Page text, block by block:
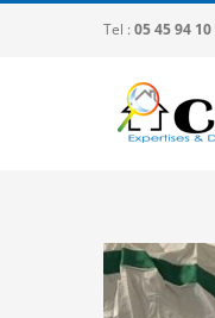
Tel : 05 45 94 10